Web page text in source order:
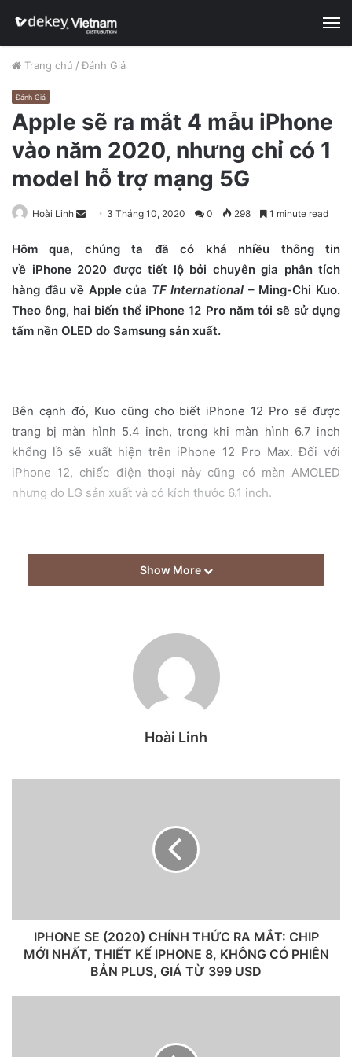
Trang chủ / Đánh Giá
Đánh Giá
Apple sẽ ra mắt 4 mẫu iPhone
vào năm 2020, nhưng chỉ có 1
model hỗ trợ mạng 5G
Hoài Linh
n
d
a
n
e
3 Tháng 10, 2020 0 298 1 minute read
Hôm qua, chúng ta đã có khá nhiều thông tin
về iPhone 2020 được tiết lộ bởi chuyên gia phân tích
hàng đầu về Apple của TF International – Ming-Chi Kuo.
Theo ông, hai biến thể iPhone 12 Pro năm tới sẽ sử dụng
tấm nền OLED do Samsung sản xuất.
Bên cạnh đó, Kuo cũng cho biết iPhone 12 Pro sẽ được
trang bị màn hình 5.4 inch, trong khi màn hình 6.7 inch
khổng lồ sẽ xuất hiện trên iPhone 12 Pro Max. Đối với
iPhone 12, chiếc điện thoại này cũng có màn AMOLED
nhưng do LG sản xuất và có kích thước 6.1 inch.
Kuo cho biết thêm rằng cả ba chiếc iPhone 2020 sẽ hỗ trợ
ra mắt bốn mẫu iPhone mới vào năm tới nhưng chỉ có một
mẫu hỗ trợ kết nối mạng 5G. ETNews cũng đưa ra các
thông tin khác về iPhone 2020 và trùng khớp với Kuo, bao
gồm kích thước màn hình và nguồn cung cấp tấm nền
modem mạng Snapdragon X55
trên di động của Samsung (được gọi là ‘Y-OCTA’), cho phép
tích hợp màn hình mỏng hơn vào smartphone. Vì Samsung
là công ty duy nhất có thể sản xuất hàng loạt màn hình này,
nhất.
Show More
Hoài Linh
IPHONE SE (2020) CHÍNH THỨC RA MẮT: CHIP
MỚI NHẤT, THIẾT KẾ IPHONE 8, KHÔNG CÓ PHIÊN
BẢN PLUS, GIÁ TỪ 399 USD